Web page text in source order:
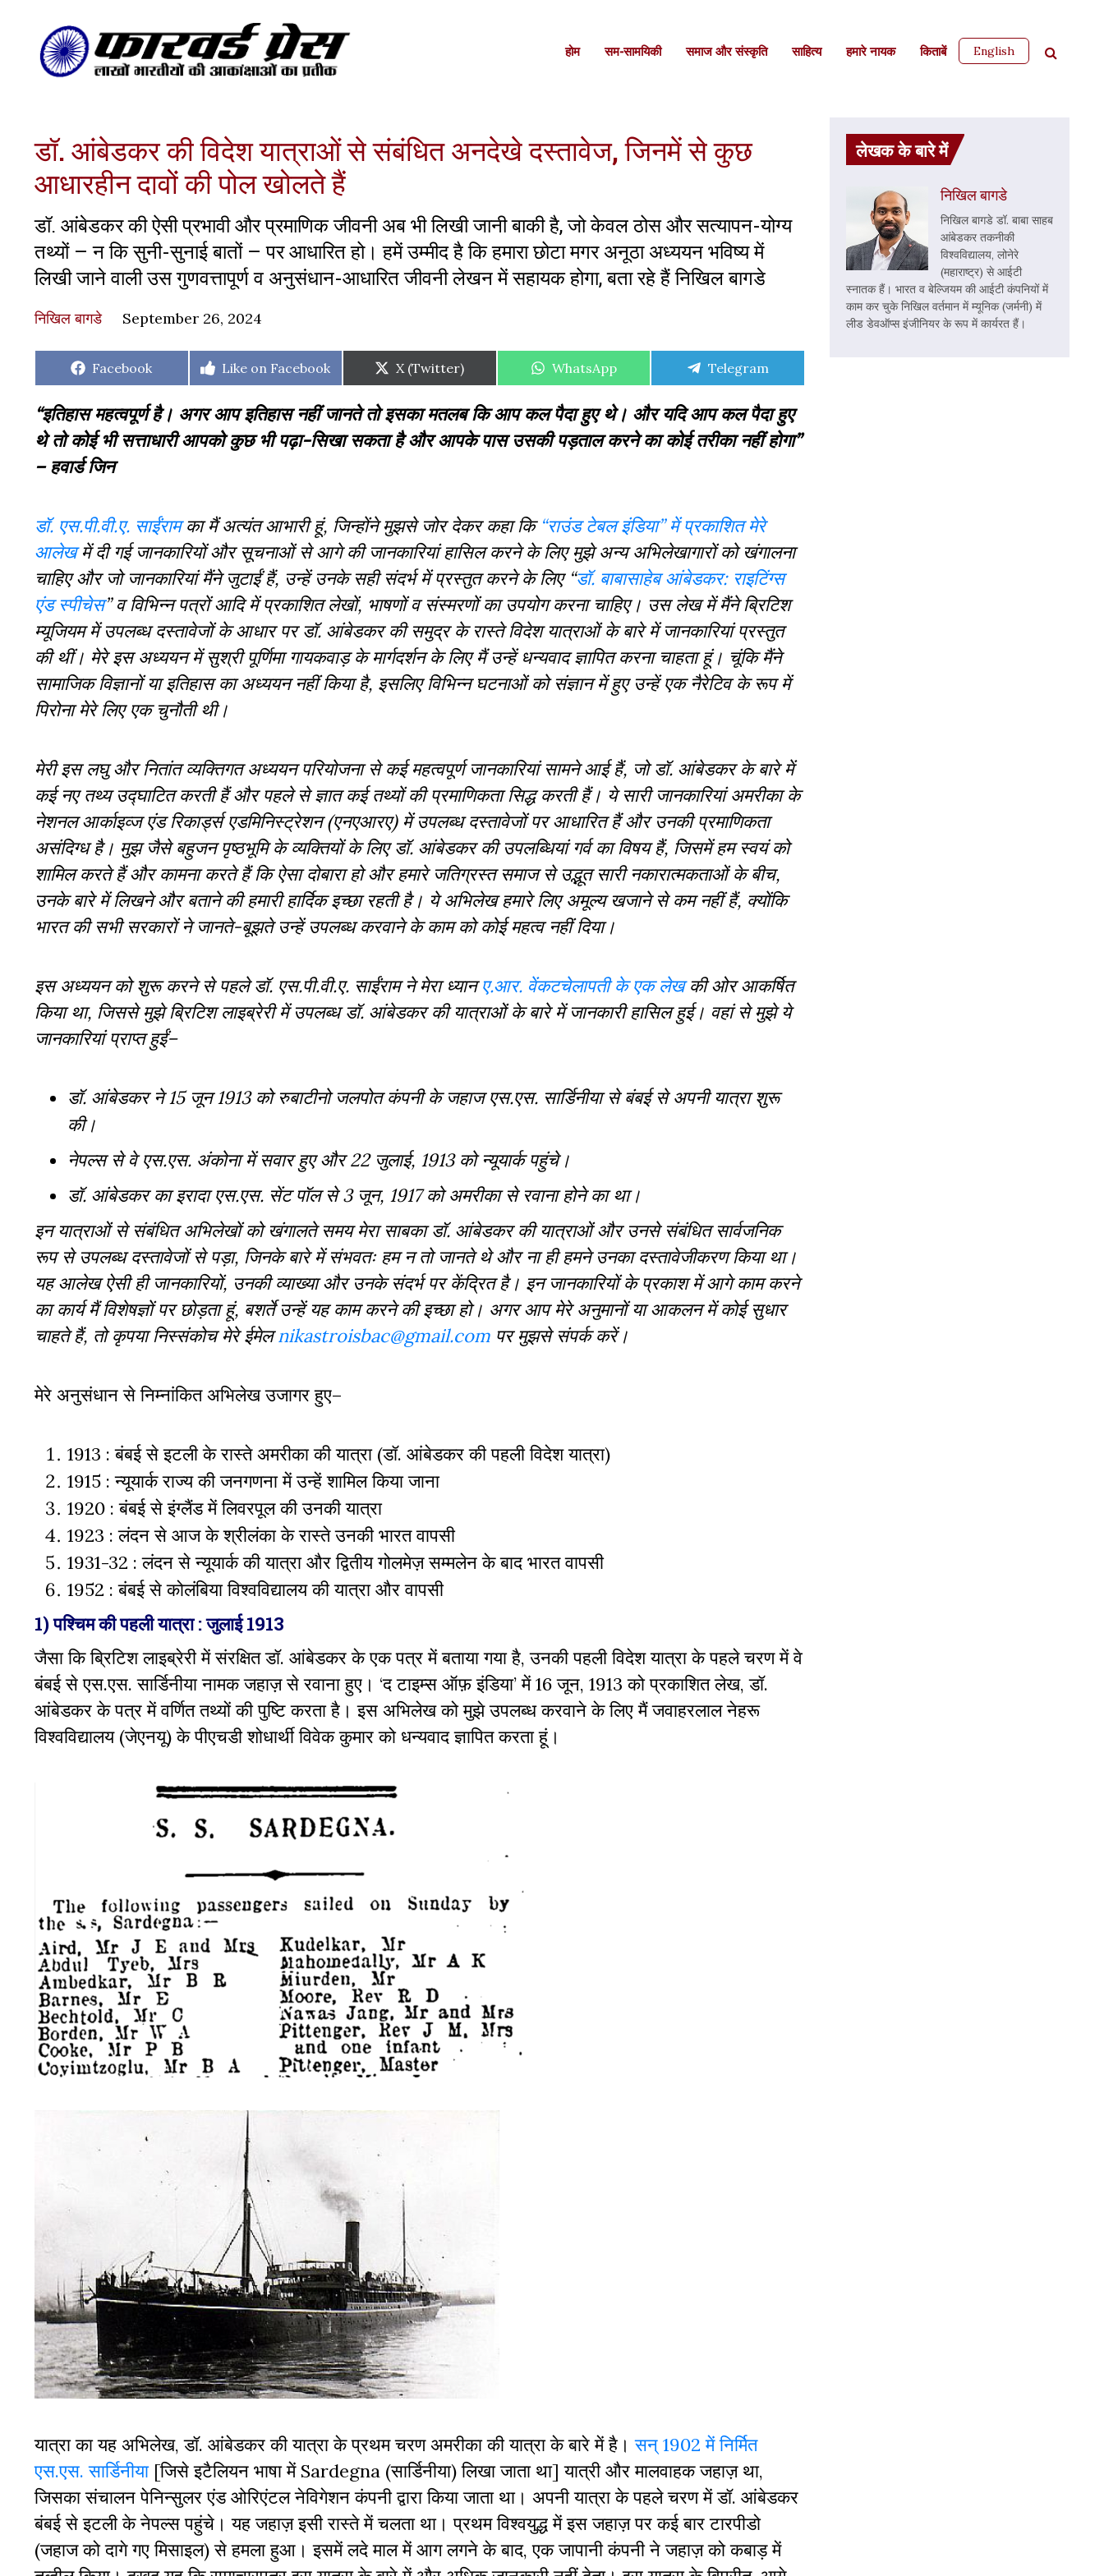
होम सम-सामयिकी समाज और संस्कृति साहित्‍य हमारे नायक किताबें English
डॉ. आंबेडकर की विदेश यात्राओं से संबंधित अनदेखे दस्तावेज, जिनमें से कुछ
आधारहीन दावों की पोल खोलते हैं
डॉ. आंबेडकर की ऐसी प्रभावी और प्रमाणिक जीवनी अब भी लिखी जानी बाकी है, जो केवल ठोस और सत्यापन-योग्य
तथ्यों – न कि सुनी-सुनाई बातों – पर आधारित हो। हमें उम्मीद है कि हमारा छोटा मगर अनूठा अध्ययन भविष्य में
लिखी जाने वाली उस गुणवत्तापूर्ण व अनुसंधान-आधारित जीवनी लेखन में सहायक होगा, बता रहे हैं निखिल बागडे
निखिल बागडे September 26, 2024
Share
Facebook
Share
Like on Facebook
Share
on
X (Twitter)
Share
WhatsApp
Share
Telegram
“इतिहास महत्वपूर्ण है। अगर आप इतिहास नहीं जानते तो इसका मतलब कि आप कल पैदा हुए थे। और यदि आप कल पैदा हुए
थे तो कोई भी सत्ताधारी आपको कुछ भी पढ़ा-सिखा सकता है और आपके पास उसकी पड़ताल करने का कोई तरीका नहीं होगा”
– हवार्ड जिन
डॉ. एस.पी.वी.ए. साईंरामका मैं अत्यंत आभारी हूं, जिन्होंने मुझसे जोर देकर कहा कि “राउंड टेबल इंडिया” में प्रकाशित मेरे
आलेखमें दी गई जानकारियों और सूचनाओं से आगे की जानकारियां हासिल करने के लिए मुझे अन्य अभिलेखागारों को खंगालना
चाहिए और जो जानकारियां मैंने जुटाईं हैं, उन्हें उनके सही संदर्भ में प्रस्तुत करने के लिए “डॉ. बाबासाहेब आंबेडकर: राइटिंग्स
एंड स्पीचेस” व विभिन्न पत्रों आदि में प्रकाशित लेखों, भाषणों व संस्मरणों का उपयोग करना चाहिए। उस लेख में मैंने ब्रिटिश
म्यूजियम में उपलब्ध दस्तावेजों के आधार पर डॉ. आंबेडकर की समुद्र के रास्ते विदेश यात्राओं के बारे में जानकारियां प्रस्तुत
की थीं। मेरे इस अध्ययन में सुश्री पूर्णिमा गायकवाड़ के मार्गदर्शन के लिए मैं उन्हें धन्यवाद ज्ञापित करना चाहता हूं। चूंकि मैंने
सामाजिक विज्ञानों या इतिहास का अध्ययन नहीं किया है, इसलिए विभिन्न घटनाओं को संज्ञान में हुए उन्हें एक नैरेटिव के रूप में
पिरोना मेरे लिए एक चुनौती थी।
मेरी इस लघु और नितांत व्यक्तिगत अध्ययन परियोजना से कई महत्वपूर्ण जानकारियां सामने आई हैं, जो डॉ. आंबेडकर के बारे में
कई नए तथ्य उद्घाटित करती हैं और पहले से ज्ञात कई तथ्यों की प्रमाणिकता सिद्ध करती हैं। ये सारी जानकारियां अमरीका के
नेशनल आर्काइव्ज एंड रिकार्ड्स एडमिनिस्ट्रेशन (एनएआरए) में उपलब्ध दस्तावेजों पर आधारित हैं और उनकी प्रमाणिकता
असंदिग्ध है। मुझ जैसे बहुजन पृष्ठभूमि के व्यक्तियों के लिए डॉ. आंबेडकर की उपलब्धियां गर्व का विषय हैं, जिसमें हम स्वयं को
शामिल करते हैं और कामना करते हैं कि ऐसा दोबारा हो और हमारे जतिग्रस्त समाज से उद्भूत सारी नकारात्मकताओं के बीच,
उनके बारे में लिखने और बताने की हमारी हार्दिक इच्छा रहती है। ये अभिलेख हमारे लिए अमूल्य खजाने से कम नहीं हैं, क्योंकि
भारत की सभी सरकारों ने जानते-बूझते उन्हें उपलब्ध करवाने के काम को कोई महत्व नहीं दिया।
इस अध्ययन को शुरू करने से पहले डॉ. एस.पी.वी.ए. साईंराम ने मेरा ध्यानए.आर. वेंकटचेलापती के एक लेखकी ओर आकर्षित
किया था, जिससे मुझे ब्रिटिश लाइब्रेरी में उपलब्ध डॉ. आंबेडकर की यात्राओं के बारे में जानकारी हासिल हुई। वहां से मुझे ये
जानकारियां प्राप्त हुईं–
डॉ. आंबेडकर ने 15 जून 1913 को रुबाटीनो जलपोत कंपनी के जहाज एस.एस. सार्डिनीया से बंबई से अपनी यात्रा शुरू
की।
नेपल्स से वे एस.एस. अंकोना में सवार हुए और 22 जुलाई, 1913 को न्यूयार्क पहुंचे।
डॉ. आंबेडकर का इरादा एस.एस. सेंट पॉल से 3 जून, 1917 को अमरीका से रवाना होने का था।
इन यात्राओं से संबंधित अभिलेखों को खंगालते समय मेरा साबका डॉ. आंबेडकर की यात्राओं और उनसे संबंधित सार्वजनिक
रूप से उपलब्ध दस्तावेजों से पड़ा, जिनके बारे में संभवतः हम न तो जानते थे और ना ही हमने उनका दस्तावेजीकरण किया था।
यह आलेख ऐसी ही जानकारियों, उनकी व्याख्या और उनके संदर्भ पर केंद्रित है। इन जानकारियों के प्रकाश में आगे काम करने
का कार्य मैं विशेषज्ञों पर छोड़ता हूं, बशर्ते उन्हें यह काम करने की इच्छा हो। अगर आप मेरे अनुमानों या आकलन में कोई सुधार
चाहते हैं, तो कृपया निस्संकोच मेरे ईमेलnikastroisbac@gmail.com पर मुझसे संपर्क करें।
मेरे अनुसंधान से निम्नांकित अभिलेख उजागर हुए–
1913 : बंबई से इटली के रास्ते अमरीका की यात्रा (डॉ. आंबेडकर की पहली विदेश यात्रा)
1915 : न्यूयार्क राज्य की जनगणना में उन्हें शामिल किया जाना
1920 : बंबई से इंग्लैंड में लिवरपूल की उनकी यात्रा
1923 : लंदन से आज के श्रीलंका के रास्ते उनकी भारत वापसी
1931-32 : लंदन से न्यूयार्क की यात्रा और द्वितीय गोलमेज़ सम्मलेन के बाद भारत वापसी
1952 : बंबई से कोलंबिया विश्वविद्यालय की यात्रा और वापसी
1) पश्चिम की पहली यात्रा : जुलाई 1913
जैसा कि ब्रिटिश लाइब्रेरी में संरक्षित डॉ. आंबेडकर के एक पत्र में बताया गया है, उनकी पहली विदेश यात्रा के पहले चरण में वे
बंबई से एस.एस. सार्डिनीया नामक जहाज़ से रवाना हुए। ‘द टाइम्स ऑफ़ इंडिया’ में 16 जून, 1913 को प्रकाशित लेख, डॉ.
आंबेडकर के पत्र में वर्णित तथ्यों की पुष्टि करता है। इस अभिलेख को मुझे उपलब्ध करवाने के लिए मैं जवाहरलाल नेहरू
विश्वविद्यालय (जेएनयू) के पीएचडी शोधार्थी विवेक कुमार को धन्यवाद ज्ञापित करता हूं।
यात्रा का यह अभिलेख, डॉ. आंबेडकर की यात्रा के प्रथम चरण अमरीका की यात्रा के बारे में है।सन् 1902 में निर्मित
एस.एस. सार्डिनीया[जिसे इटैलियन भाषा में Sardegna (सार्डिनीया) लिखा जाता था] यात्री और मालवाहक जहाज़ था,
जिसका संचालन पेनिन्सुलर एंड ओरिएंटल नेविगेशन कंपनी द्वारा किया जाता था। अपनी यात्रा के पहले चरण में डॉ. आंबेडकर
बंबई से इटली के नेपल्स पहुंचे। यह जहाज़ इसी रास्ते में चलता था। प्रथम विश्वयुद्ध में इस जहाज़ पर कई बार टारपीडो
(जहाज को दागे गए मिसाइल) से हमला हुआ। इसमें लदे माल में आग लगने के बाद, एक जापानी कंपनी ने जहाज़ को कबाड़ में
लेखक के बारे में
निखिल बागडे
निखिल बागडे डॉ. बाबा साहब
आंबेडकर तकनीकी
विश्वविद्यालय, लोनेरे
(महाराष्ट्र) से आईटी
स्नातक हैं। भारत व बेल्जियम की आईटी कंपनियों में
काम कर चुके निखिल वर्तमान में म्यूनिक (जर्मनी) में
लीड डेवऑप्स इंजीनियर के रूप में कार्यरत हैं।